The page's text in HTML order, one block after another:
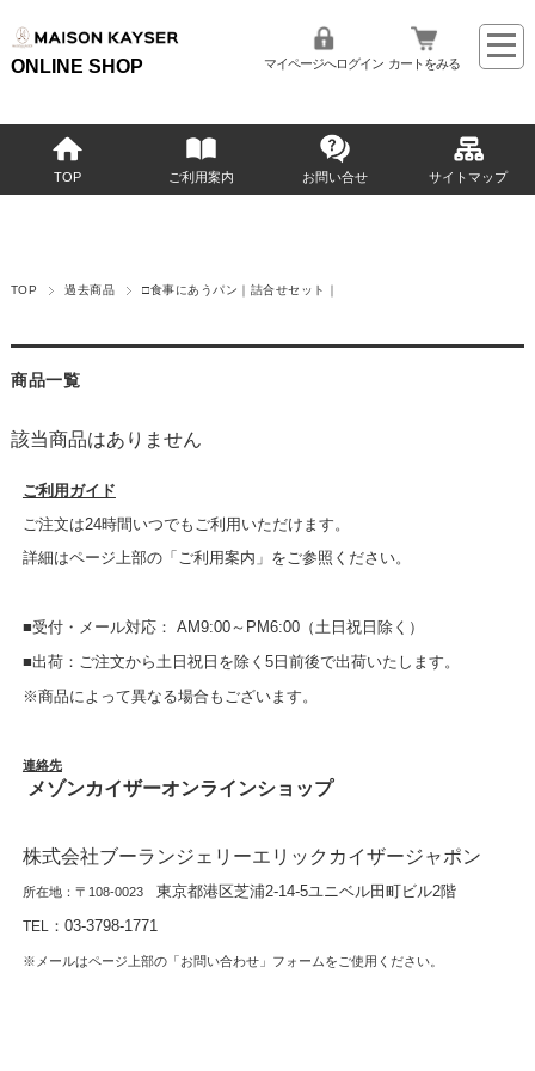
ONLINE SHOP マイページへログイン カートをみる
TOP ご利用案内 お問い合せ サイトマップ
TOP 過去商品 □食事にあうパン｜詰合せセット｜
商品一覧
該当商品はありません
ご利用ガイド
ご注文は24時間いつでもご利用いただけます。
詳細はページ上部の「ご利用案内」をご参照ください。
■受付・メール対応： AM9:00～PM6:00（土日祝日除く）
■出荷：ご注文から土日祝日を除く5日前後で出荷いたします。
※商品によって異なる場合もございます。
連絡先
メゾンカイザーオンラインショップ
株式会社ブーランジェリーエリックカイザージャポン
所在地：〒108-0023 東京都港区芝浦2-14-5ユニベル田町ビル2階
TEL ： 03-3798-1771
※メールはページ上部の「お問い合わせ」フォームをご使用ください。